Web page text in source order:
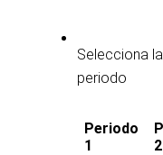
Selecciona
periodo
Periodo
1
2